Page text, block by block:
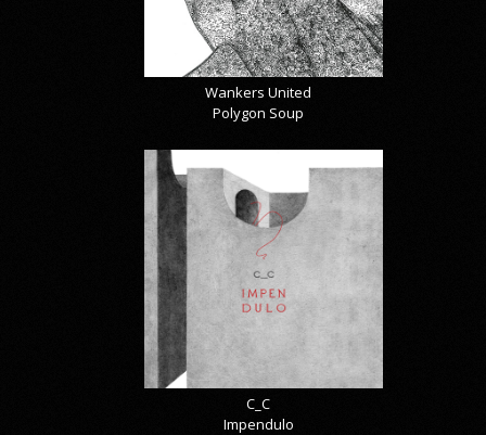
Wankers United
Polygon Soup
C_C
Impendulo